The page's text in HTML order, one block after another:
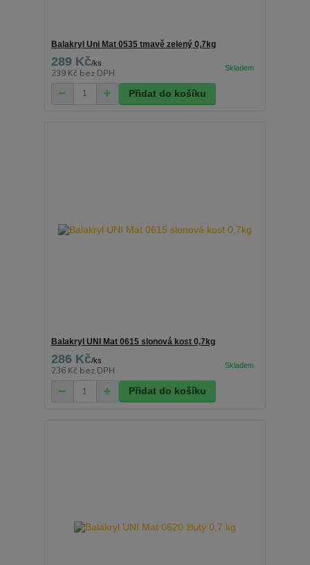
Balakryl Uni Mat 0535 tmavě zelený 0,7kg
289 Kč/ks
239 Kč bez DPH
Přidat do košíku
Balakryl UNI Mat 0615 slonová kost 0,7kg
286 Kč/ks
236 Kč bez DPH
Přidat do košíku